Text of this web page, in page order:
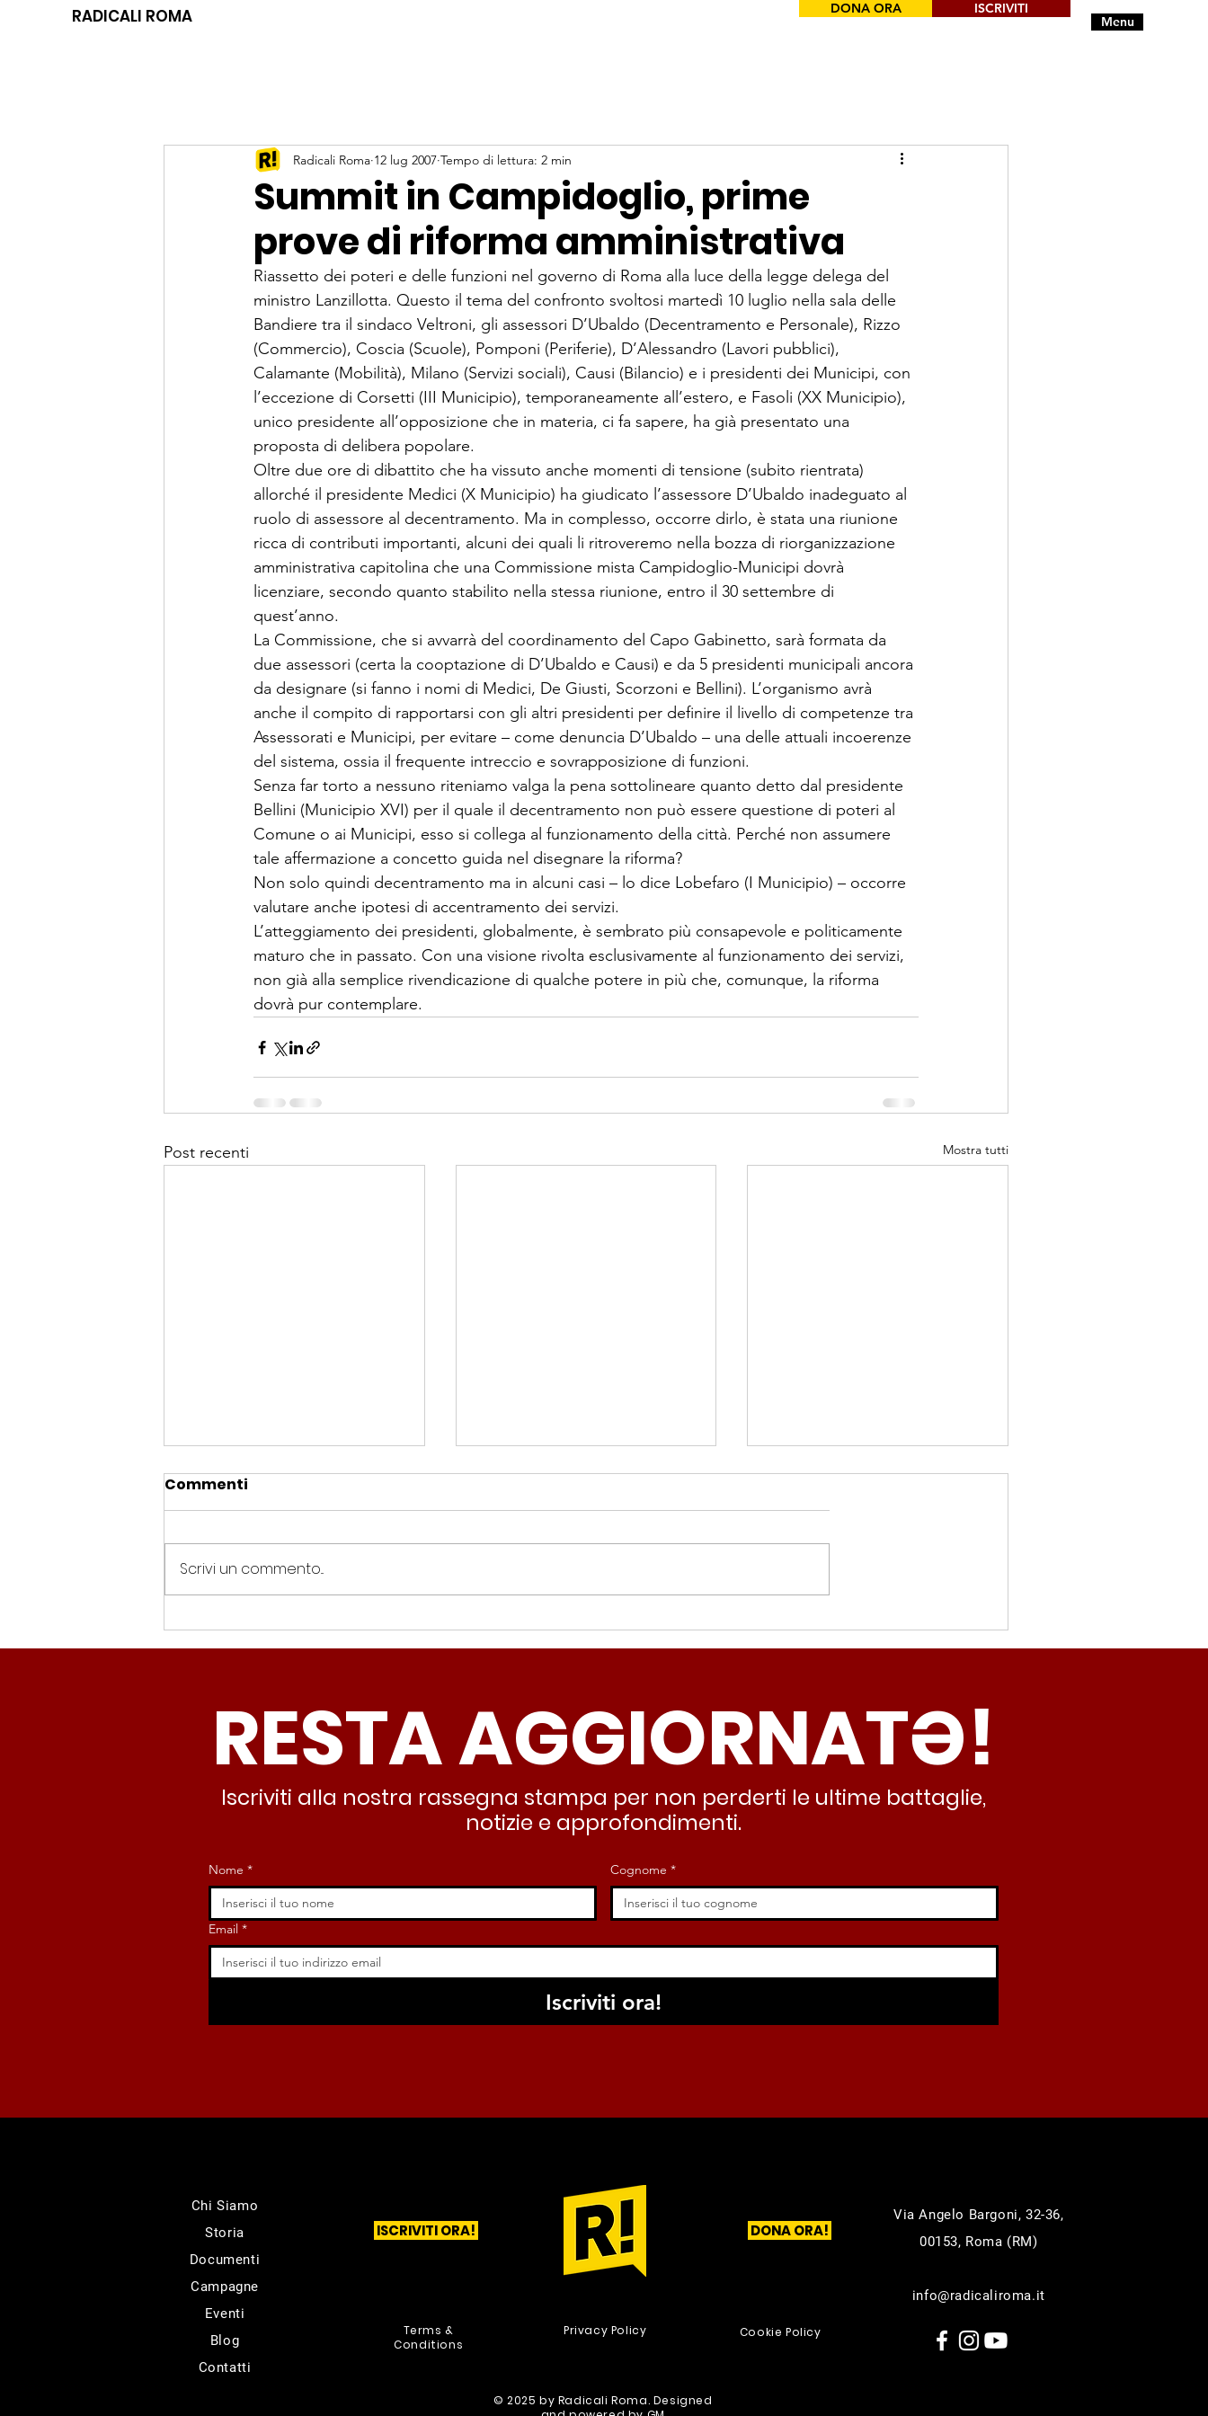
RADICALI ROMA Menu
DONA ORA ISCRIVITI
Summit in Campidoglio, prime
prove di riforma amministrativa
Radicali Roma 12 lug 2007 Tempo di lettura: 2 min
Riassetto dei poteri e delle funzioni nel governo di Roma alla luce della legge delega del
ministro Lanzillotta. Questo il tema del confronto svoltosi martedì 10 luglio nella sala delle
Bandiere tra il sindaco Veltroni, gli assessori D’Ubaldo (Decentramento e Personale), Rizzo
(Commercio), Coscia (Scuole), Pomponi (Periferie), D’Alessandro (Lavori pubblici),
Calamante (Mobilità), Milano (Servizi sociali), Causi (Bilancio) e i presidenti dei Municipi, con
l’eccezione di Corsetti (III Municipio), temporaneamente all’estero, e Fasoli (XX Municipio),
unico presidente all’opposizione che in materia, ci fa sapere, ha già presentato una
proposta di delibera popolare.
Oltre due ore di dibattito che ha vissuto anche momenti di tensione (subito rientrata)
allorché il presidente Medici (X Municipio) ha giudicato l’assessore D’Ubaldo inadeguato al
ruolo di assessore al decentramento. Ma in complesso, occorre dirlo, è stata una riunione
ricca di contributi importanti, alcuni dei quali li ritroveremo nella bozza di riorganizzazione
amministrativa capitolina che una Commissione mista Campidoglio-Municipi dovrà
licenziare, secondo quanto stabilito nella stessa riunione, entro il 30 settembre di
quest’anno.
La Commissione, che si avvarrà del coordinamento del Capo Gabinetto, sarà formata da
due assessori (certa la cooptazione di D’Ubaldo e Causi) e da 5 presidenti municipali ancora
da designare (si fanno i nomi di Medici, De Giusti, Scorzoni e Bellini). L’organismo avrà
anche il compito di rapportarsi con gli altri presidenti per definire il livello di competenze tra
Assessorati e Municipi, per evitare – come denuncia D’Ubaldo – una delle attuali incoerenze
del sistema, ossia il frequente intreccio e sovrapposizione di funzioni.
Senza far torto a nessuno riteniamo valga la pena sottolineare quanto detto dal presidente
Bellini (Municipio XVI) per il quale il decentramento non può essere questione di poteri al
Comune o ai Municipi, esso si collega al funzionamento della città. Perché non assumere
tale affermazione a concetto guida nel disegnare la riforma?
Non solo quindi decentramento ma in alcuni casi – lo dice Lobefaro (I Municipio) – occorre
valutare anche ipotesi di accentramento dei servizi.
L’atteggiamento dei presidenti, globalmente, è sembrato più consapevole e politicamente
maturo che in passato. Con una visione rivolta esclusivamente al funzionamento dei servizi,
non già alla semplice rivendicazione di qualche potere in più che, comunque, la riforma
dovrà pur contemplare.
Post recenti Mostra tutti
Spin Time, Colucci: “Non
solo occupazione: 400
nessuno interviene”
Periferie, Colucci
(Radicali Roma): “La
deve garantire servizi e
dignità”
Termovalorizzatore,
Colucci (Radicali Roma):
lasciando al caos e
all’abusivismo”
Commenti
Scrivi un commento...
RESTA AGGIORNATƏ!
Iscriviti alla nostra rassegna stampa per non perderti le ultime battaglie,
notizie e approfondimenti.
Nome * Cognome *
Email *
Iscriviti ora!
Chi Siamo
Storia
Documenti
Campagne
Eventi
Blog
Contatti
ISCRIVITI ORA! DONA ORA!
Terms &
Conditions
Privacy Policy Cookie Policy
© 2025 by Radicali Roma. Designed
Via Angelo Bargoni, 32-36,
00153, Roma (RM)
info@radicaliroma.it